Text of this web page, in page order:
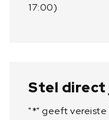
17:00)
Stel direct
"*" geeft vereiste